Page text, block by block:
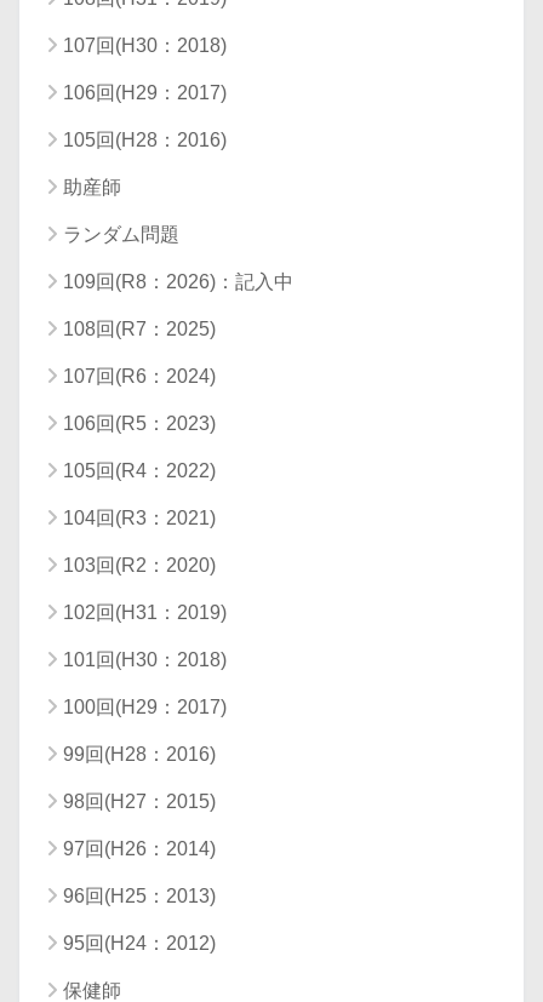
107回(H30：2018)
106回(H29：2017)
105回(H28：2016)
助産師
ランダム問題
109回(R8：2026)：記入中
108回(R7：2025)
107回(R6：2024)
106回(R5：2023)
105回(R4：2022)
104回(R3：2021)
103回(R2：2020)
102回(H31：2019)
101回(H30：2018)
100回(H29：2017)
99回(H28：2016)
98回(H27：2015)
97回(H26：2014)
96回(H25：2013)
95回(H24：2012)
保健師